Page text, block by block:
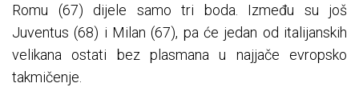
Romu (67) dijele samo tri boda. Između su još
Juventus (68) i Milan (67), pa će jedan od italijanskih
velikana ostati bez plasmana u najjače evropsko
takmičenje.